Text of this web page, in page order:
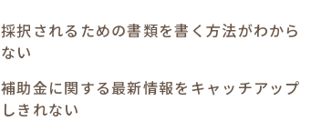
採択されるための書類を書く方法がわから
ない
補助金に関する最新情報をキャッチアップ
しきれない